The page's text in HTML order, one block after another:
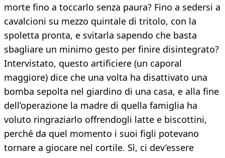
morte fino a toccarlo senza paura? Fino a sedersi a
cavalcioni su mezzo quintale di tritolo, con la
spoletta pronta, e svitarla sapendo che basta
sbagliare un minimo gesto per finire disintegrato?
Intervistato, questo artificiere (un caporal
maggiore) dice che una volta ha disattivato una
bomba sepolta nel giardino di una casa, e alla fine
dell’operazione la madre di quella famiglia ha
voluto ringraziarlo offrendogli latte e biscottini,
perché da quel momento i suoi figli potevano
tornare a giocare nel cortile. Sì, ci dev’essere